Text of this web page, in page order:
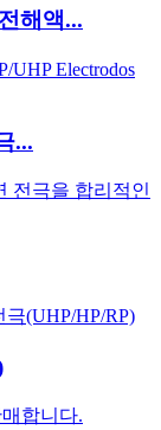
해액...
...